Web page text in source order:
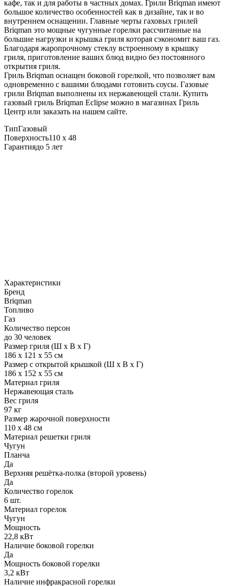
кафе, так и для работы в частных домах. Грили Briqman имеют
большое количество особенностей как в дизайне, так и во
внутреннем оснащении. Главные черты гаховых грилей
Briqman это мощные чугунные горелки рассчитанные на
большие нагрузки и крышка гриля которая сэкономит ваш газ.
Благодаря жаропрочному стеклу встроенному в крышку
гриля, приготовление ваших блюд видно без постоянного
открытия гриля.
Гриль Briqman оснащен боковой горелкой, что позволяет вам
одновременно с вашими блюдами готовить соусы. Газовые
грили Briqman выполнены их нержавеющей стали. Купить
газовый гриль Briqman Eclipse можно в магазинах Гриль
Центр или заказать на нашем сайте.
ТипГазовый
Поверхность110 х 48
Гарантиядо 5 лет
Характеристики
Бренд
Briqman
Топливо
Газ
Количество персон
до 30 человек
Размер гриля (Ш х В х Г)
186 х 121 х 55 см
Размер с открытой крышкой (Ш х В х Г)
186 х 152 х 55 см
Материал гриля
Нержавеющая сталь
Вес гриля
97 кг
Размер жарочной поверхности
110 х 48 см
Материал решетки гриля
Чугун
Планча
Да
Верхняя решётка-полка (второй уровень)
Да
Количество горелок
6 шт.
Материал горелок
Чугун
Мощность
22,8 кВт
Наличие боковой горелки
Да
Мощность боковой горелки
3,2 кВт
Наличие инфракрасной горелки